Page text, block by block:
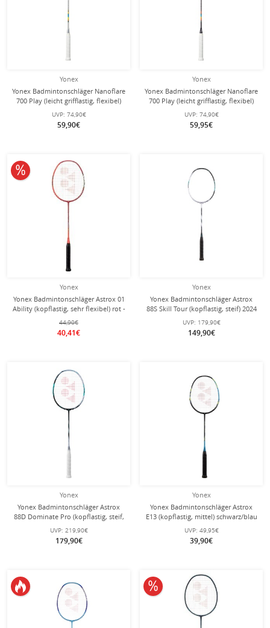
Yonex
Yonex Badmintonschläger Nanoflare
700 Play (leicht grifflastig, flexibel)
2025 silber - besaitet -
UVP: 74,90€
59,90€
Yonex
Yonex Badmintonschläger Nanoflare
700 Play (leicht grifflastig, flexibel)
2025 violett - besaitet -
UVP: 74,90€
59,95€
Yonex
Yonex Badmintonschläger Astrox 01
Ability (kopflastig, sehr flexibel) rot -
besaitet -
44,90€
40,41€
10% reduziert
Yonex
Yonex Badmintonschläger Astrox
88S Skill Tour (kopflastig, steif) 2024
silber/schwarz - unbesaitet -
UVP: 179,90€
149,90€
Yonex
Yonex Badmintonschläger Astrox
88D Dominate Pro (kopflastig, steif,
Made in Japan) 2024 schwarz/silber -
unbesaitet -
UVP: 219,90€
179,90€
Yonex
Yonex Badmintonschläger Astrox
E13 (kopflastig, mittel) schwarz/blau
- besaitet -
UVP: 49,95€
39,90€
10% reduziert